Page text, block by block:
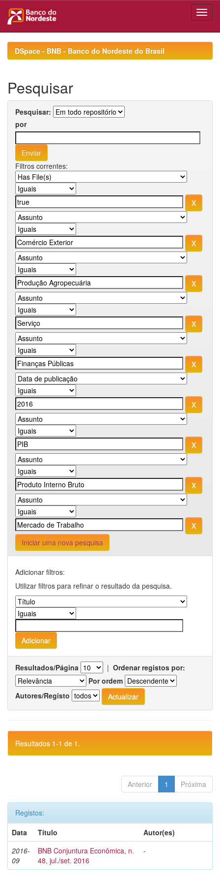
navigationDSpace - BNB - Banco do Nordeste do Brasil
Pesquisar
Pesquisar:
por
Filtros correntes:
Iniciar uma nova pesquisa
Adicionar filtros:
Utilizar filtros para refinar o resultado da pesquisa.
Resultados/Página | Ordenar registos por:
Por ordem
Autores/Registo
Resultados 1-1 de 1.
Anterior 1 Próxima
Registos:
Data
Título
Autor(es)
2016-
09
BNB Conjuntura Econômica, n.
48, jul./set. 2016
-